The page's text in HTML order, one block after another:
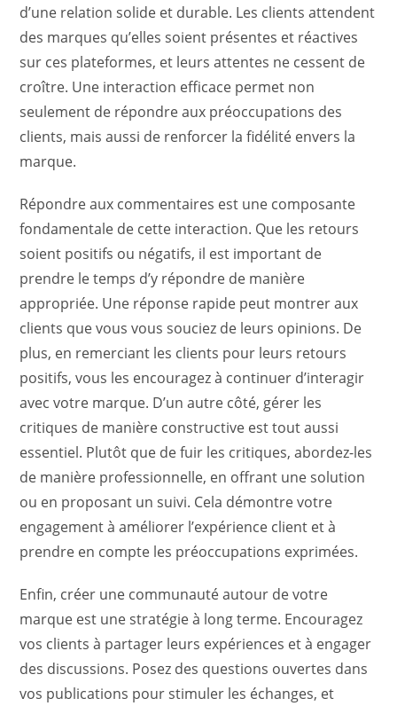
d’une relation solide et durable. Les clients attendent
des marques qu’elles soient présentes et réactives
sur ces plateformes, et leurs attentes ne cessent de
croître. Une interaction efficace permet non
seulement de répondre aux préoccupations des
clients, mais aussi de renforcer la fidélité envers la
marque.
Répondre aux commentaires est une composante
fondamentale de cette interaction. Que les retours
soient positifs ou négatifs, il est important de
prendre le temps d’y répondre de manière
appropriée. Une réponse rapide peut montrer aux
clients que vous vous souciez de leurs opinions. De
plus, en remerciant les clients pour leurs retours
positifs, vous les encouragez à continuer d’interagir
avec votre marque. D’un autre côté, gérer les
critiques de manière constructive est tout aussi
essentiel. Plutôt que de fuir les critiques, abordez-les
de manière professionnelle, en offrant une solution
ou en proposant un suivi. Cela démontre votre
engagement à améliorer l’expérience client et à
prendre en compte les préoccupations exprimées.
Enfin, créer une communauté autour de votre
marque est une stratégie à long terme. Encouragez
vos clients à partager leurs expériences et à engager
des discussions. Posez des questions ouvertes dans
vos publications pour stimuler les échanges, et